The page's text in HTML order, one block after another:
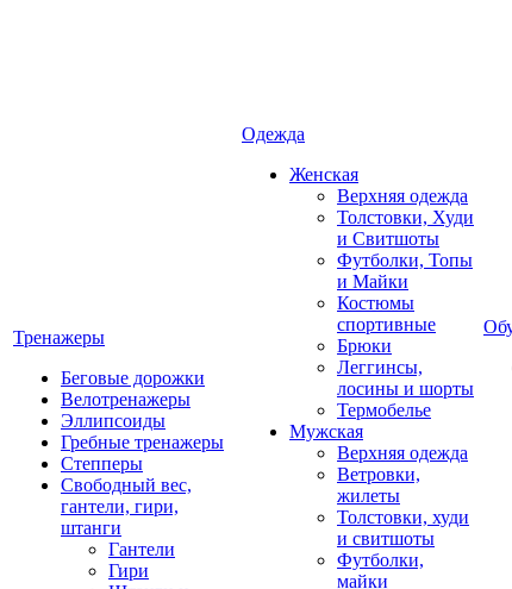
Тренажеры
Беговые дорожки
Велотренажеры
Эллипсоиды
Гребные тренажеры
Степперы
Свободный вес,
гантели, гири,
штанги
Гантели
Гири
Одежда
Женская
Верхняя одежда
Толстовки, Худи
и Свитшоты
Футболки, Топы
и Майки
Костюмы
спортивные
Брюки
Леггинсы,
лосины и шорты
Термобелье
Мужская
Верхняя одежда
Ветровки,
жилеты
Толстовки, худи
и свитшоты
Футболки,
майки